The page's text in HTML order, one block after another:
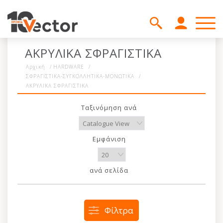
ΑΚΡΥΛΙΚΑ ΣΦΡΑΓΙΣΤΙΚΑ
Αρχική / HARDWARE
/
ΣΦΡΑΓΙΣΤΙΚΑ-ΣΥΓΚΟΛΛΗΤΙΚΑ-ΜΟΝΩΤΙΚΑ
/
ΑΚΡΥΛΙΚΑ ΣΦΡΑΓΙΣΤΙΚΑ
Ταξινόμηση ανά
Εμφάνιση
ανά σελίδα
Φίλτρα